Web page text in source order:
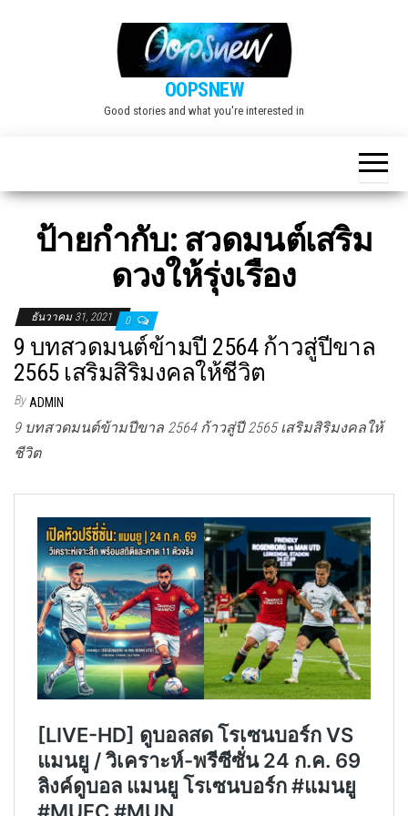
OOPSNEW
Good stories and what you're interested in
ป้ายกำกับ: สวดมนต์เสริม
ดวงให้รุ่งเรือง
ธันวาคม 31, 2021 0
9 บทสวดมนต์ข้ามปี 2564 ก้าวสู่ปีขาล
2565 เสริมสิริมงคลให้ชีวิต
By ADMIN
9 บทสวดมนต์ข้ามปีขาล 2564 ก้าวสู่ปี 2565 เสริมสิริมงคลให้
ชีวิต